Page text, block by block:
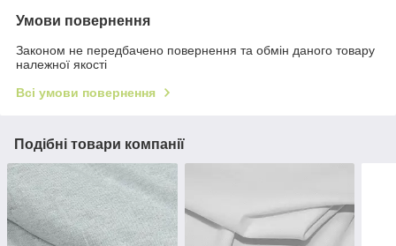
Умови повернення
Законом не передбачено повернення та обмін даного товару
належної якості
Всі умови повернення
Подібні товари компанії